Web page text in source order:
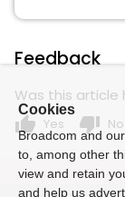
Feedback
Was this article
thumb_up Yes thumb_down No
Cookies
Broadcom and
to, among other
view and retain
and help us